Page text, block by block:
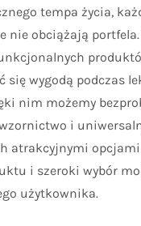
tempa życia,
nie obciążają
się wygodą podczas
nim możemy
i
atrakcyjnymi
i szeroki wybór
użytkownika.